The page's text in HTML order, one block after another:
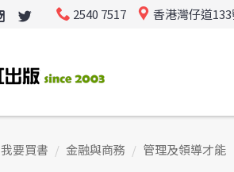
2540 7517 香港灣仔道
我要買書 金融與商務 管理及領導才能